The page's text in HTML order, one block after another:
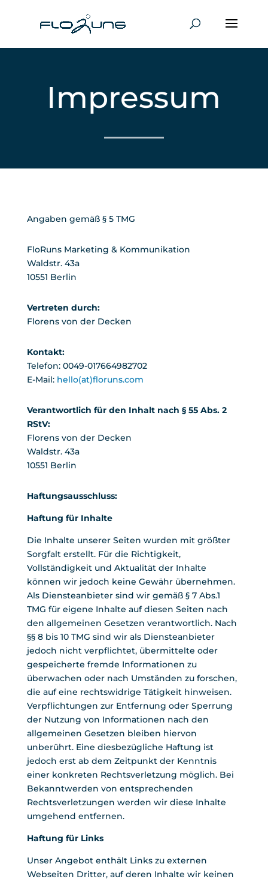
Impressum
Angaben gemäß § 5 TMG
FloRuns Marketing & Kommunikation
Waldstr. 43a
10551 Berlin
Vertreten durch:
Florens von der Decken
Kontakt:
Telefon: 0049-017664982702
E-Mail: hello(at)floruns.com
Verantwortlich für den Inhalt nach § 55 Abs. 2
RStV:
Florens von der Decken
Waldstr. 43a
10551 Berlin
Haftungsausschluss:
Haftung für Inhalte
Die Inhalte unserer Seiten wurden mit größter
Sorgfalt erstellt. Für die Richtigkeit,
Vollständigkeit und Aktualität der Inhalte
können wir jedoch keine Gewähr übernehmen.
Als Diensteanbieter sind wir gemäß § 7 Abs.1
TMG für eigene Inhalte auf diesen Seiten nach
den allgemeinen Gesetzen verantwortlich. Nach
§§ 8 bis 10 TMG sind wir als Diensteanbieter
jedoch nicht verpflichtet, übermittelte oder
gespeicherte fremde Informationen zu
überwachen oder nach Umständen zu forschen,
die auf eine rechtswidrige Tätigkeit hinweisen.
Verpflichtungen zur Entfernung oder Sperrung
der Nutzung von Informationen nach den
allgemeinen Gesetzen bleiben hiervon
unberührt. Eine diesbezügliche Haftung ist
jedoch erst ab dem Zeitpunkt der Kenntnis
einer konkreten Rechtsverletzung möglich. Bei
Bekanntwerden von entsprechenden
Rechtsverletzungen werden wir diese Inhalte
umgehend entfernen.
Haftung für Links
Unser Angebot enthält Links zu externen
Webseiten Dritter, auf deren Inhalte wir keinen